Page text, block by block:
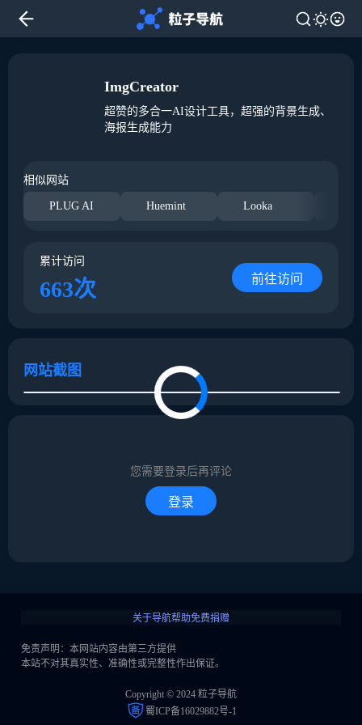
ImgCreator
超赞的多合一AI设计工具，超强的背景生成、
海报生成能力
相似网站
PLUG AI Huemint Looka
累计访问
663次 前往访问
网站截图
您需要登录后再评论
登录
关于导航帮助免费捐赠
免责声明：本网站内容由第三方提供
本站不对其真实性、准确性或完整性作出保证。
Copyright © 2024 粒子导航
蜀ICP备16029882号-1
取消 回复